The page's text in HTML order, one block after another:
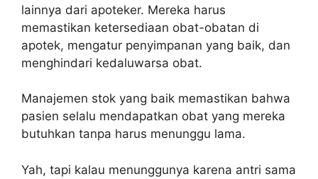
lainnya dari apoteker. Mereka harus
memastikan ketersediaan obat-obatan di
apotek, mengatur penyimpanan yang baik, dan
menghindari kedaluwarsa obat.
Manajemen stok yang baik memastikan bahwa
pasien selalu mendapatkan obat yang mereka
butuhkan tanpa harus menunggu lama.
Yah, tapi kalau menunggunya karena antri sama